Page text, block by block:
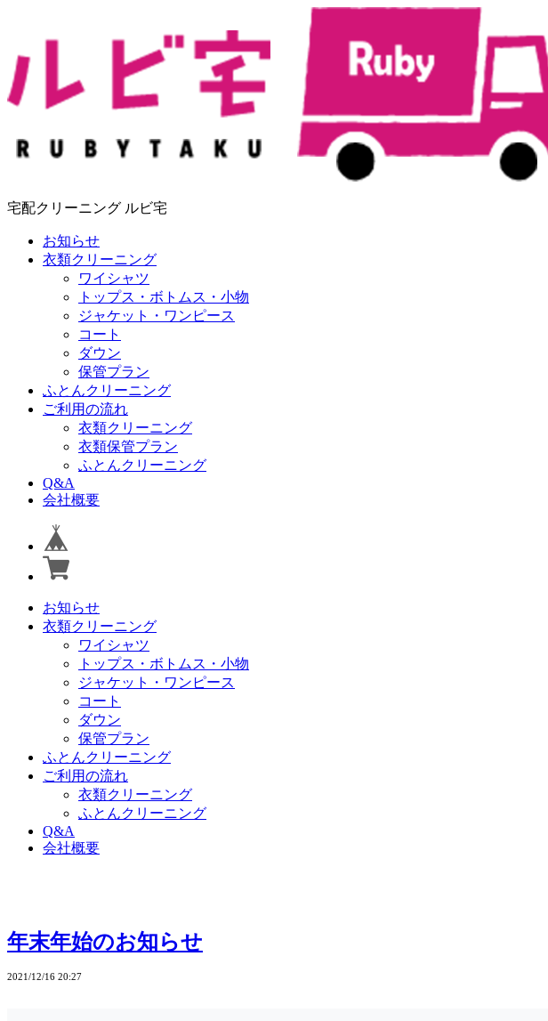
宅配クリーニング ルビ宅
お知らせ
衣類クリーニング
ワイシャツ
トップス・ボトムス・小物
ジャケット・ワンピース
コート
ダウン
保管プラン
ふとんクリーニング
ご利用の流れ
衣類クリーニング
衣類保管プラン
ふとんクリーニング
Q&A
会社概要
お知らせ
衣類クリーニング
ワイシャツ
トップス・ボトムス・小物
ジャケット・ワンピース
コート
ダウン
保管プラン
ふとんクリーニング
ご利用の流れ
衣類クリーニング
ふとんクリーニング
Q&A
会社概要
年末年始のお知らせ
2021/12/16 20:27